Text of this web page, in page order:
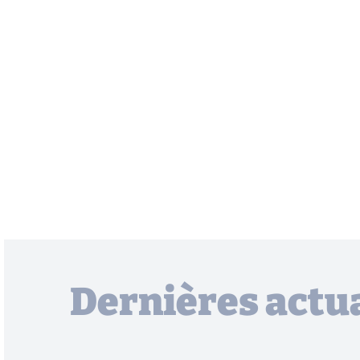
Dernières